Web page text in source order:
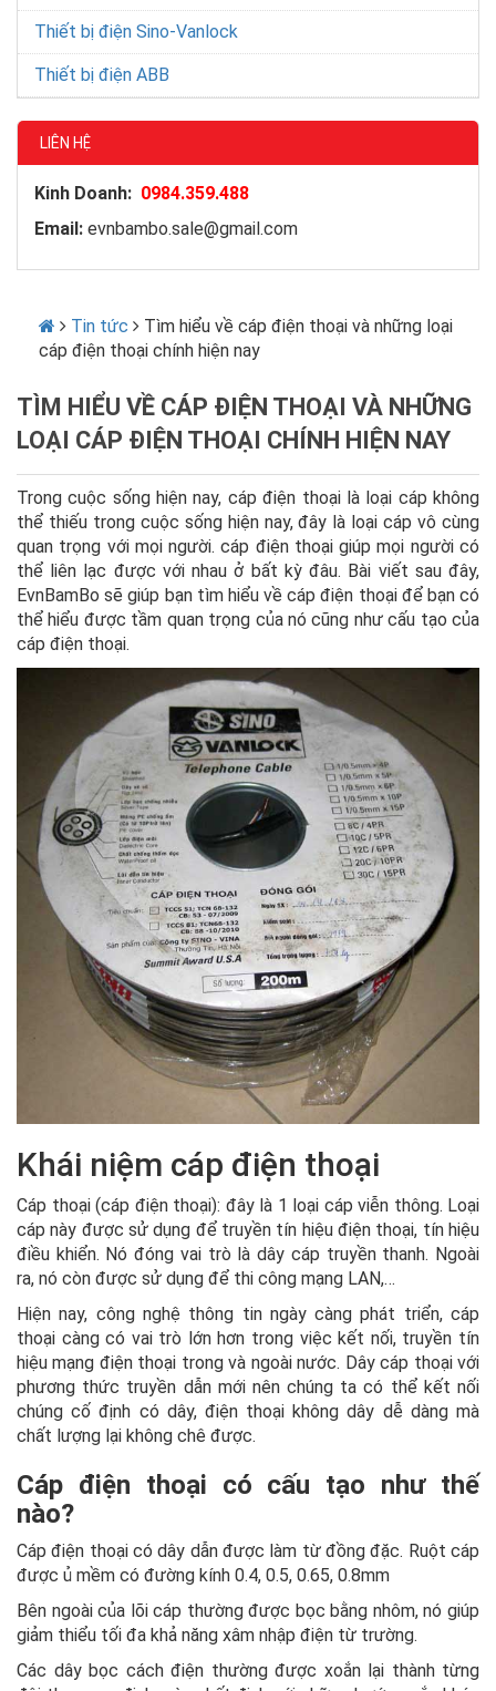
Thiết bị điện Sino-Vanlock
Thiết bị điện ABB
LIÊN HỆ
Kinh Doanh: 0984.359.488
Email: evnbambo.sale@gmail.com
Tin tức
Tìm hiểu về cáp điện thoại và những loại
cáp điện thoại chính hiện nay
TÌM HIỂU VỀ CÁP ĐIỆN THOẠI VÀ NHỮNG
LOẠI CÁP ĐIỆN THOẠI CHÍNH HIỆN NAY
Trong cuộc sống hiện nay, cáp điện thoại là loại cáp không
thể thiếu trong cuộc sống hiện nay, đây là loại cáp vô cùng
quan trọng với mọi người. cáp điện thoại giúp mọi người có
thể liên lạc được với nhau ở bất kỳ đâu. Bài viết sau đây,
EvnBamBo sẽ giúp bạn tìm hiểu về cáp điện thoại để bạn có
thể hiểu được tầm quan trọng của nó cũng như cấu tạo của
cáp điện thoại.
Khái niệm cáp điện thoại
Cáp thoại (cáp điện thoại): đây là 1 loại cáp viễn thông. Loại
cáp này được sử dụng để truyền tín hiệu điện thoại, tín hiệu
điều khiển. Nó đóng vai trò là dây cáp truyền thanh. Ngoài
ra, nó còn được sử dụng để thi công mạng LAN,…
Hiện nay, công nghệ thông tin ngày càng phát triển, cáp
thoại càng có vai trò lớn hơn trong việc kết nối, truyền tín
hiệu mạng điện thoại trong và ngoài nước. Dây cáp thoại với
phương thức truyền dẫn mới nên chúng ta có thể kết nối
chúng cố định có dây, điện thoại không dây dễ dàng mà
chất lượng lại không chê được.
Cáp điện thoại có cấu tạo như thế
nào?
Cáp điện thoại có dây dẫn được làm từ đồng đặc. Ruột cáp
được ủ mềm có đường kính 0.4, 0.5, 0.65, 0.8mm
Bên ngoài của lõi cáp thường được bọc bằng nhôm, nó giúp
giảm thiểu tối đa khả năng xâm nhập điện từ trường.
Các dây bọc cách điện thường được xoắn lại thành từng